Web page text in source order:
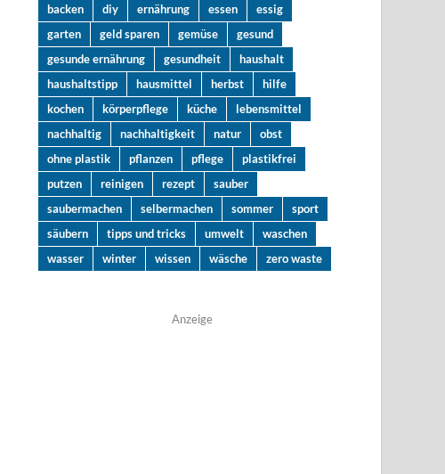
backen diy ernährung essen
essig
garten
geld sparen gemüse
gesund
gesunde ernährung
gesundheit
haushalt
haushaltstipp
hausmittel herbst
hilfe
kochen
körperpflege küche
lebensmittel
nachhaltig
nachhaltigkeit natur
obst
ohne plastik
pflanzen pflege
plastikfrei
putzen
reinigen rezept
sauber
saubermachen
selbermachen sommer
sport
säubern
tipps und tricks umwelt
waschen
wasser
winter wissen wäsche zero waste
Anzeige